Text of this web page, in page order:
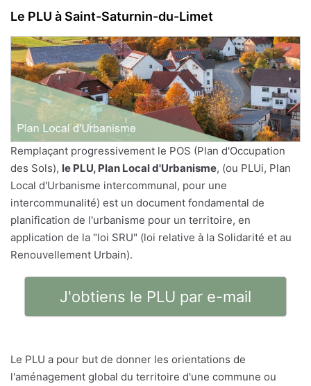
Le PLU à Saint-Saturnin-du-Limet
Remplaçant progressivement le POS (Plan d'Occupation
des Sols), le PLU, Plan Local d'Urbanisme, (ou PLUi, Plan
Local d'Urbanisme intercommunal, pour une
intercommunalité) est un document fondamental de
planification de l'urbanisme pour un territoire, en
application de la "loi SRU" (loi relative à la Solidarité et au
Renouvellement Urbain).
J'obtiens le PLU par e-mail
Le PLU a pour but de donner les orientations de
l'aménagement global du territoire d'une commune ou